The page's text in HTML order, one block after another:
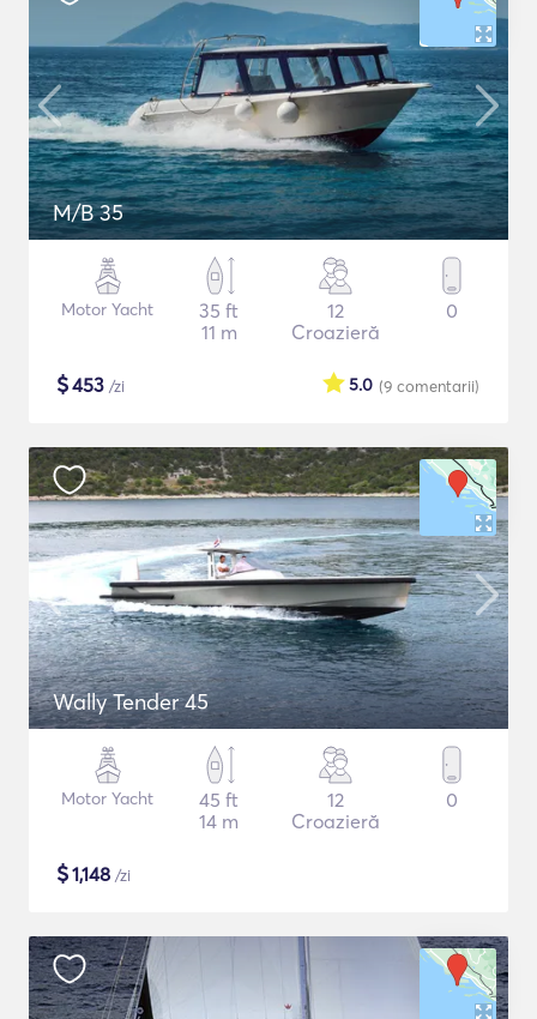
M/B 35
Motor Yacht
35 ft
11 m
12
Croazieră
0
$453 /zi (9 comentarii)
5.0
Wally Tender 45
Motor Yacht
45 ft
14 m
12
Croazieră
0
$1,148 /zi